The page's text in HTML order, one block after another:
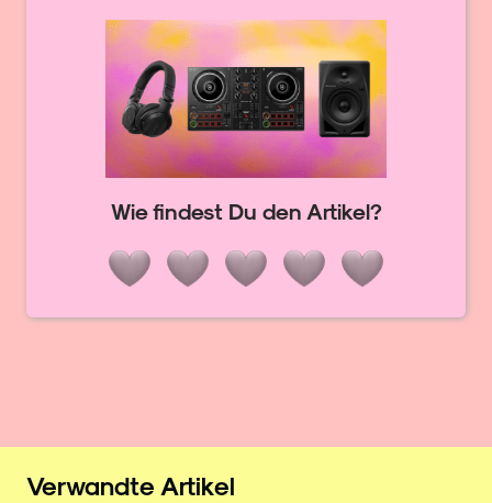
Wie findest Du den Artikel?
Verwandte Artikel